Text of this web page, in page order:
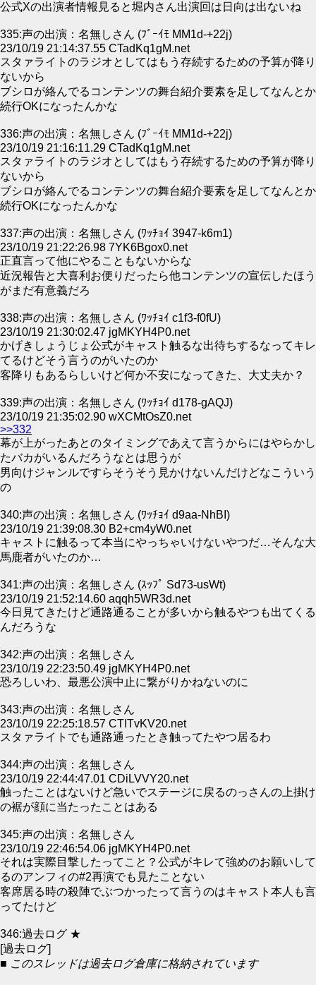
公式Xの出演者情報見ると堀内さん出演回は日向は出ないね
335:声の出演：名無しさん (ﾌﾞｰｲﾓ MM1d-+22j)
23/10/19 21:14:37.55 CTadKq1gM.net
スタァライトのラジオとしてはもう存続するための予算が降り
ないから
ブシロが絡んでるコンテンツの舞台紹介要素を足してなんとか
続行OKになったんかな
336:声の出演：名無しさん (ﾌﾞｰｲﾓ MM1d-+22j)
23/10/19 21:16:11.29 CTadKq1gM.net
スタァライトのラジオとしてはもう存続するための予算が降り
ないから
ブシロが絡んでるコンテンツの舞台紹介要素を足してなんとか
続行OKになったんかな
337:声の出演：名無しさん (ﾜｯﾁｮｲ 3947-k6m1)
23/10/19 21:22:26.98 7YK6Bgox0.net
正直言って他にやることもないからな
近況報告と大喜利お便りだったら他コンテンツの宣伝したほう
がまだ有意義だろ
338:声の出演：名無しさん (ﾜｯﾁｮｲ c1f3-f0fU)
23/10/19 21:30:02.47 jgMKYH4P0.net
かげきしょうじょ公式がキャスト触るな出待ちするなってキレ
てるけどそう言うのがいたのか
客降りもあるらしいけど何か不安になってきた、大丈夫か？
339:声の出演：名無しさん (ﾜｯﾁｮｲ d178-gAQJ)
23/10/19 21:35:02.90 wXCMtOsZ0.net
>>332
幕が上がったあとのタイミングであえて言うからにはやらかし
たバカがいるんだろうなとは思うが
男向けジャンルですらそうそう見かけないんだけどなこういう
の
340:声の出演：名無しさん (ﾜｯﾁｮｲ d9aa-NhBI)
23/10/19 21:39:08.30 B2+cm4yW0.net
キャストに触るって本当にやっちゃいけないやつだ…そんな大
馬鹿者がいたのか…
341:声の出演：名無しさん (ｽｯﾌﾟ Sd73-usWt)
23/10/19 21:52:14.60 aqqh5WR3d.net
今日見てきたけど通路通ることが多いから触るやつも出てくる
んだろうな
342:声の出演：名無しさん
23/10/19 22:23:50.49 jgMKYH4P0.net
恐ろしいわ、最悪公演中止に繋がりかねないのに
343:声の出演：名無しさん
23/10/19 22:25:18.57 CTITvKV20.net
スタァライトでも通路通ったとき触ってたやつ居るわ
344:声の出演：名無しさん
23/10/19 22:44:47.01 CDiLVVY20.net
触ったことはないけど急いでステージに戻るのっさんの上掛け
の裾が顔に当たったことはある
345:声の出演：名無しさん
23/10/19 22:46:54.06 jgMKYH4P0.net
それは実際目撃したってこと？公式がキレて強めのお願いして
るのアンフィの#2再演でも見たことない
客席居る時の殺陣でぶつかったって言うのはキャスト本人も言
ってたけど
346:過去ログ ★
[過去ログ]
■ このスレッドは過去ログ倉庫に格納されています